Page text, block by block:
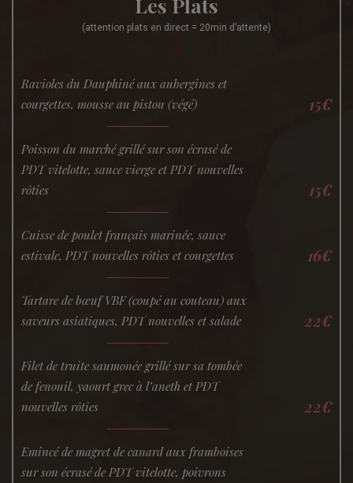
Les Plats
(attention plats en direct = 20min d’attente)
Ravioles du Dauphiné aux aubergines et
courgettes, mousse au pistou (végé)
15€
Poisson du marché grillé sur son écrasé de
PDT vitelotte, sauce vierge et PDT nouvelles
rôties
15€
Cuisse de poulet français marinée, sauce
estivale, PDT nouvelles rôties et courgettes
16€
Tartare de bœuf VBF (coupé au couteau) aux
saveurs asiatiques, PDT nouvelles et salade
22€
Filet de truite saumonée grillé sur sa tombée
de fenouil, yaourt grec à l’aneth et PDT
nouvelles rôties
22€
Emincé de magret de canard aux framboises
sur son écrasé de PDT vitelotte, poivrons